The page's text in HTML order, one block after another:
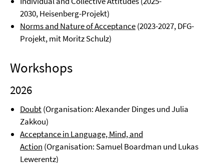
2030, Heisenberg-Projekt)
Norms and Nature of Acceptance(2023-2027, DFG-
Projekt, mit Moritz Schulz)
Workshops
2026
Doubt(Organisation: Alexander Dinges und Julia
Zakkou)
Acceptance in Language, Mind, and
Action (Organisation: Samuel Boardman und Lukas
Lewerentz)